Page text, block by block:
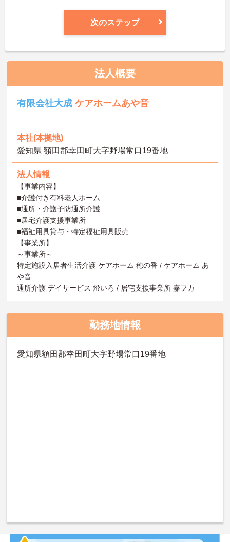
次のステップ
法人概要
有限会社大成ケアホームあや音
本社(本拠地)
愛知県 額田郡幸田町大字野場常口19番地
法人情報
【事業内容】
■介護付き有料老人ホーム
■通所・介護予防通所介護
■居宅介護支援事業所
■福祉用具貸与・特定福祉用具販売
【事業所】
～事業所～
特定施設入居者生活介護 ケアホーム 穂の香 / ケアホーム あ
や音
通所介護 デイサービス 燈いろ / 居宅支援事業所 嘉フカ
勤務地情報
愛知県額田郡幸田町大字野場常口19番地